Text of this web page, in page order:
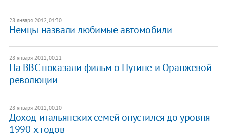
28 января 2012, 01:30
Немцы назвали любимые автомобили
28 января 2012, 00:21
На BBC показали фильм о Путине и Оранжевой
революции
28 января 2012, 00:10
Доход итальянских семей опустился до уровня
1990-х годов